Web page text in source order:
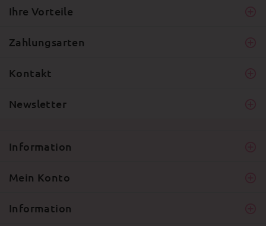
Ihre Vorteile
Zahlungsarten
Kontakt
Newsletter
Information
Mein Konto
Information